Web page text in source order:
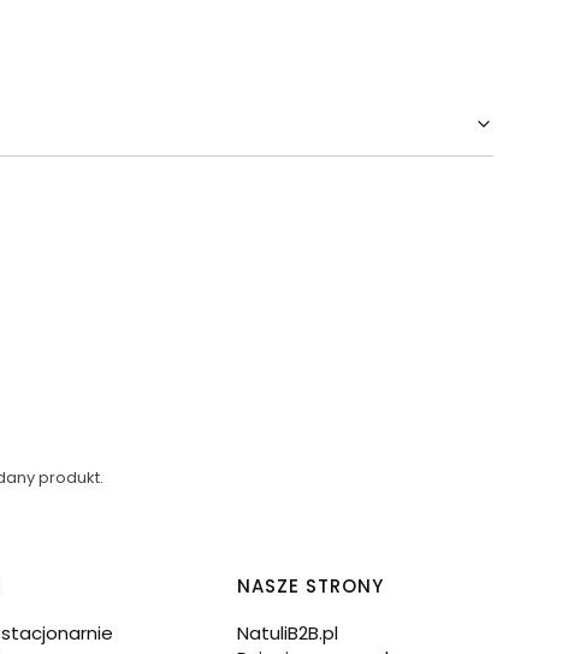
produkt.
stacjonarnie
NASZE STRONY
NatuliB2B.pl